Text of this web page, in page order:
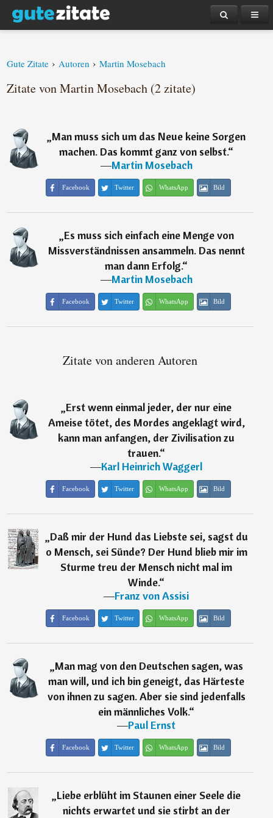
Gute Zitate › Autoren › Martin Mosebach
Zitate von Martin Mosebach (2 zitate)
„Man muss sich um das Neue keine Sorgen
machen. Das kommt ganz von selbst.“
―Martin Mosebach
Facebook Twitter WhatsApp Bild
„Es muss sich einfach eine Menge von
Missverständnissen ansammeln. Das nennt
man dann Erfolg.“
―Martin Mosebach
Facebook Twitter WhatsApp Bild
Zitate von anderen Autoren
„Erst wenn einmal jeder, der nur eine
Ameise tötet, des Mordes angeklagt wird,
kann man anfangen, der Zivilisation zu
trauen.“
―Karl Heinrich Waggerl
Facebook Twitter WhatsApp Bild
„Daß mir der Hund das Liebste sei, sagst du
o Mensch, sei Sünde? Der Hund blieb mir im
Sturme treu der Mensch nicht mal im
Winde.“
―Franz von Assisi
Facebook Twitter WhatsApp Bild
„Man mag von den Deutschen sagen, was
man will, und ich bin geneigt, das Härteste
von ihnen zu sagen. Aber sie sind jedenfalls
ein männliches Volk.“
―Paul Ernst
Facebook Twitter WhatsApp Bild
„Liebe erblüht im Staunen einer Seele die
nichts erwartet und sie stirbt an der